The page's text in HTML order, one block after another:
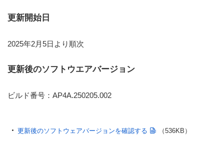
更新開始日
2025年2月5日より順次
更新後のソフトウエアバージョン
ビルド番号：AP4A.250205.002
更新後のソフトウェアバージョンを確認する （536KB）